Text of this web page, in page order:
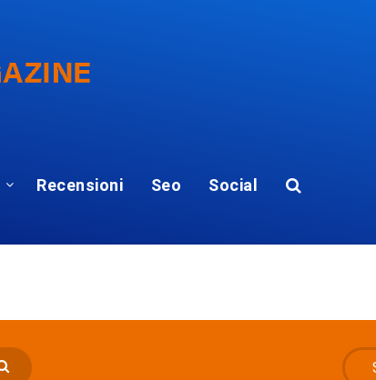
Recensioni Seo Social